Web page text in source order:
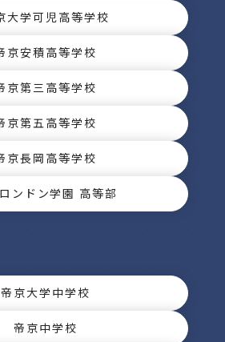
大学可児高等学校
京安積高等学校
京第三高等学校
京第五高等学校
京長岡高等学校
ンドン学園 高等部
帝京大学中学校
帝京中学校